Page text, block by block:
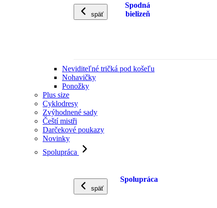
späť
Spodná
bielizeň
Neviditeľné tričká pod košeľu
Nohavičky
Ponožky
Plus size
Cyklodresy
Zvýhodnené sady
Čeští mistři
Darčekové poukazy
Novinky
Spolupráca
späť
Spolupráca